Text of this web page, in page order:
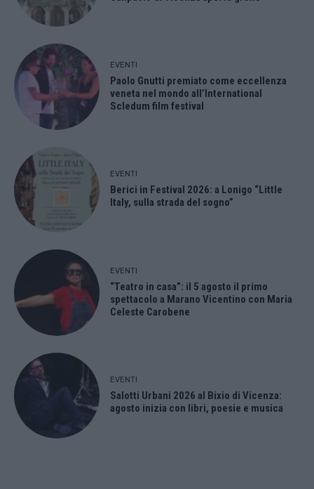
EVENTI
Paolo Gnutti premiato come eccellenza
veneta nel mondo all’International
Scledum film festival
EVENTI
Berici in Festival 2026: a Lonigo “Little
Italy, sulla strada del sogno”
EVENTI
“Teatro in casa”: il 5 agosto il primo
spettacolo a Marano Vicentino con Maria
Celeste Carobene
EVENTI
Salotti Urbani 2026 al Bixio di Vicenza:
agosto inizia con libri, poesie e musica